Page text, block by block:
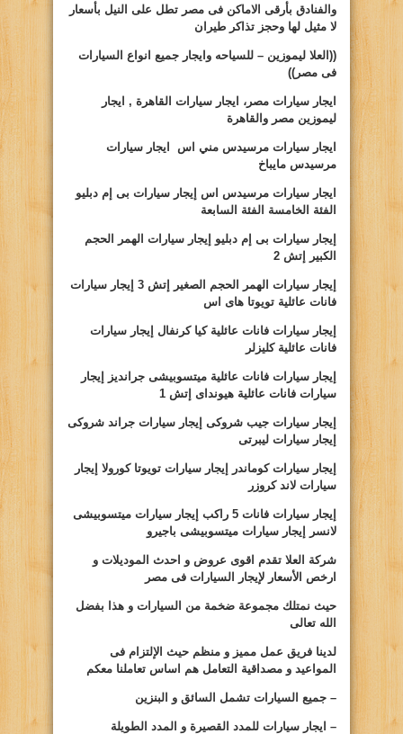
والفنادق بأرقى الاماكن فى مصر تطل على النيل بأسعار
لا مثيل لها وحجز تذاكر طيران
(( العلا ليموزين – للسياحه وايجار جميع انواع السيارات
فى مصر))
ايجار سيارات مصر، ايجار سيارات القاهرة , ايجار
ليموزين مصر والقاهرة
ايجار سيارات مرسيدس مني اس ايجار سيارات
مرسيدس مايباخ
ايجار سيارات مرسيدس اس إيجار سيارات بى إم دبليو
الفئة الخامسة الفئة السابعة
إيجار سيارات بى إم دبليو إيجار سيارات الهمر الحجم
الكبير إتش
إيجار سيارات الهمر الحجم الصغير إتش
إيجار سيارات
فانات عائلية تويوتا هاى اس
إيجار سيارات فانات عائلية كيا كرنفال إيجار سيارات
فانات عائلية كليزلر
إيجار سيارات فانات عائلية ميتسوبيشى جرانديز إيجار
سيارات فانات عائلية هيونداى إتش
إيجار سيارات جيب شروكى إيجار سيارات جراند شروكى
إيجار سيارات ليبرتى
إيجار سيارات كوماندر إيجار سيارات تويوتا كورولا إيجار
سيارات لاند كروزر
إيجار سيارات فانات
راكب إيجار سيارات ميتسوبيشى
لانسر إيجار سيارات ميتسوبيشى باجيرو
شركة العلا تقدم اقوى عروض و احدث الموديلات و
ارخص الأسعار لإيجار السيارات فى مصر
حيث نمتلك مجموعة ضخمة من السيارات و هذا بفضل
الله تعالى
لدينا فريق عمل مميز و منظم حيث الإلتزام فى
المواعيد و مصداقية التعامل هم اساس تعاملنا معكم
– جميع السيارات تشمل السائق و البنزين
– ايجار سيارات للمدد القصيرة و المدد الطويلة